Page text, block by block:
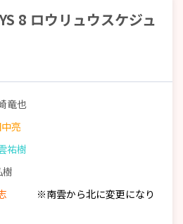
8 ロウリュウスケジュ
竜也
亮
祐樹
※南雲から北に変更になり